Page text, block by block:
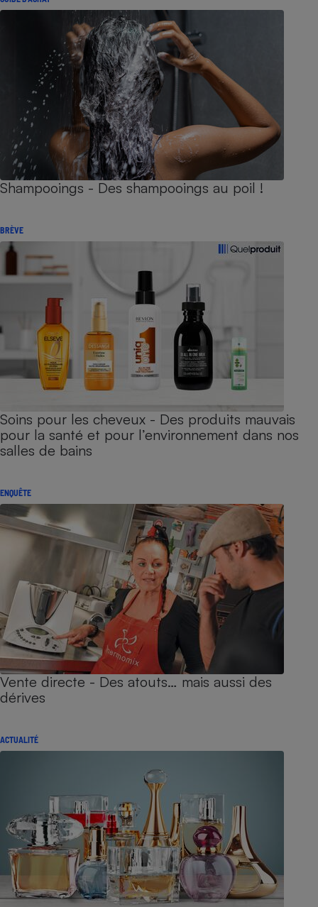
Shampooings - Des shampooings au poil !
BRÈVE
Soins pour les cheveux - Des produits mauvais
pour la santé et pour l’environnement dans nos
salles de bains
ENQUÊTE
Vente directe - Des atouts… mais aussi des
dérives
ACTUALITÉ